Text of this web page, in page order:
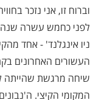
וברוח זו, אני נזכר
לפני כחמש עשרה שנה,
ניו אינגלנד' - אחד
העשורים האחרונים
שיחה מרגשת שהייתה
המקומי הקיצי.